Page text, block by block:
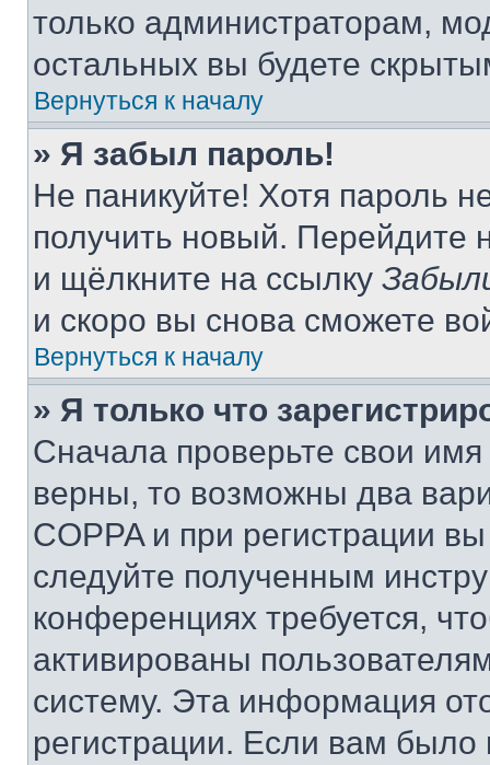
только администраторам,
остальных вы будете
Вернуться к началу
» Я забыл пароль!
Не паникуйте! Хотя пароль
получить новый. Перейдите
и щёлкните на ссылку
и скоро вы снова сможете
Вернуться к началу
» Я только что
Сначала проверьте свои
верны, то возможны два
COPPA и при регистрации
следуйте полученным
конференциях требуется,
активированы
систему. Эта информация
регистрации. Если вам